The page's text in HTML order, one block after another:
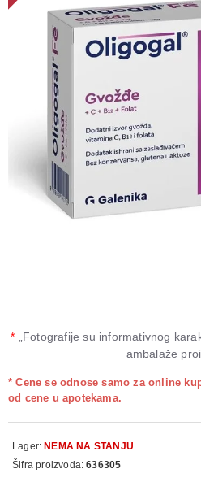
* „Fotografije su informativnog
ambalaže
* Cene se odnose samo za online
od cene u apotekama.
Lager: NEMA NA STANJU
Šifra proizvoda: 636305